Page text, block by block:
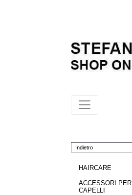
Indietro
HAIRCARE
ACCESSORI PER
CAPELLI